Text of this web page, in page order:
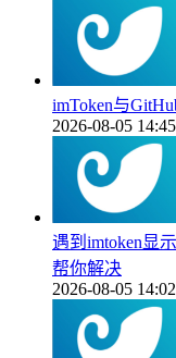
imToken与
2026-08-05
遇到imtoken显
帮你解决
2026-08-05